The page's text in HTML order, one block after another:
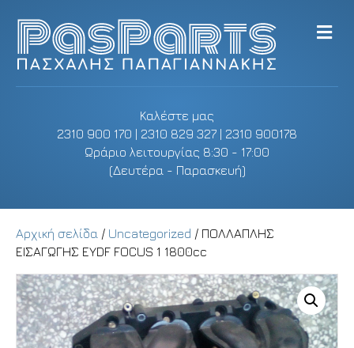
Καλέστε μας
2310 900 170 | 2310 829 327 | 2310 900178
Ωράριο λειτουργίας 8:30 - 17:00
(Δευτέρα - Παρασκευή)
M
e
Αρχική σελίδα / Uncategorized / ΠΟΛΛΑΠΛΗΣ
ΕΙΣΑΓΩΓΗΣ EYDF FOCUS 1 1800cc